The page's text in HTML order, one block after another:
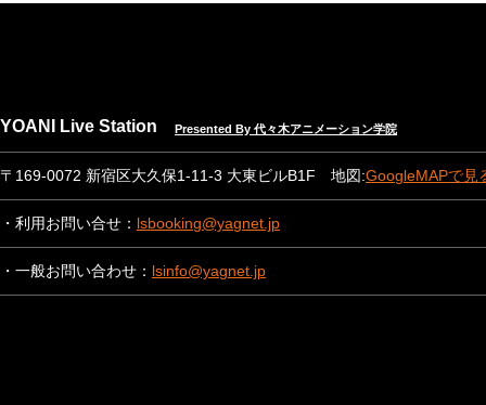
YOANI Live Station Presented By 代々木アニメーション学院
〒169-0072 新宿区大久保1-11-3 大東ビルB1F 地図:GoogleMAPで見
・利用お問い合せ： lsbooking@yagnet.jp
・一般お問い合わせ： lsinfo@yagnet.jp